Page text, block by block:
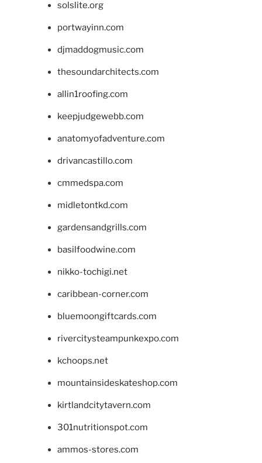
solslite.org
portwayinn.com
djmaddogmusic.com
thesoundarchitects.com
allin1roofing.com
keepjudgewebb.com
anatomyofadventure.com
drivancastillo.com
cmmedspa.com
midletontkd.com
gardensandgrills.com
basilfoodwine.com
nikko-tochigi.net
caribbean-corner.com
bluemoongiftcards.com
rivercitysteampunkexpo.com
kchoops.net
mountainsideskateshop.com
kirtlandcitytavern.com
301nutritionspot.com
ammos-stores.com